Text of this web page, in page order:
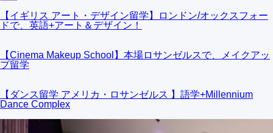
【イギリス アート・デザイン留学】ロンドン/オックスフォー
ドで、英語+アート＆デザイン！
【Cinema Makeup School】本場ロサンゼルスで、メイクアッ
プ留学
【ダンス留学 アメリカ・ロサンゼルス 】語学+Millennium
Dance Complex